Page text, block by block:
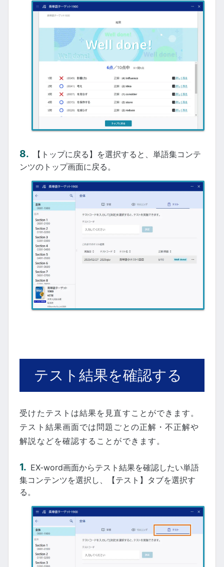
【トップに戻る】を選択すると、単語集コンテ
ンツのトップ画面に戻る。
テスト結果を確認する
受けたテストは結果を見直すことができます。
テスト結果画面では問題ごとの正解・不正解や
解説などを確認することができます。
EX-word画面からテスト結果を確認したい単語
集コンテンツを選択し、【テスト】タブを選択す
る。